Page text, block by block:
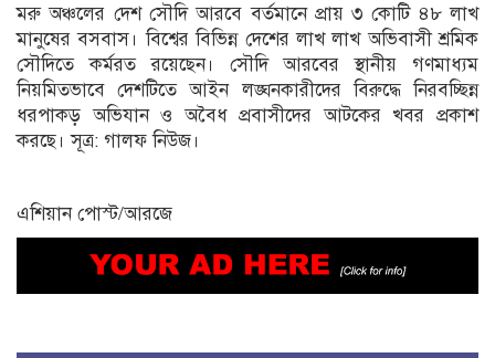
মরু অঞ্চলের দেশ সৌদি আরবে বর্তমানে প্রায় ৩ কোটি ৪৮ লাখ
মানুষের বসবাস। বিশ্বের বিভিন্ন দেশের লাখ লাখ অভিবাসী শ্রমিক
সৌদিতে কর্মরত রয়েছেন। সৌদি আরবের স্থানীয় গণমাধ্যম
নিয়মিতভাবে দেশটিতে আইন লঙ্ঘনকারীদের বিরুদ্ধে নিরবচ্ছিন্ন
ধরপাকড় অভিযান ও অবৈধ প্রবাসীদের আটকের খবর প্রকাশ
করছে। সূত্র: গালফ নিউজ।
এশিয়ান পোস্ট/আরজে